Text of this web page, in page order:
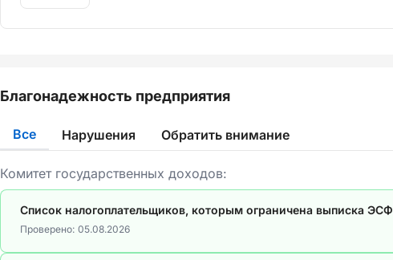
Благонадежность предприятия
Все Нарушения Обратить внимание
Комитет государственных доходов:
Список налогоплательщиков, которым ограничена выписка ЭСФ
Проверено: 05.08.2026